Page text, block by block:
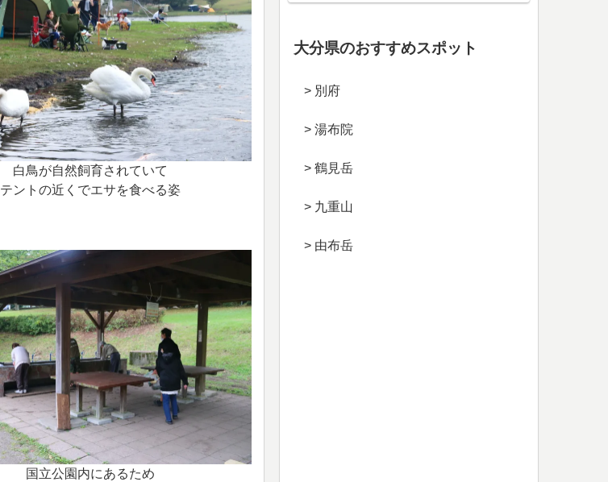
白鳥が自然飼育されていて
テントの近くでエサを食べる姿
国立公園内にあるため
大分県のおすすめスポット
> 別府
> 湯布院
> 鶴見岳
> 九重山
> 由布岳